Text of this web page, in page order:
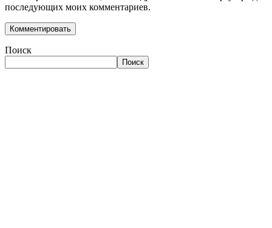
последующих моих комментариев.
Поиск
Поиск